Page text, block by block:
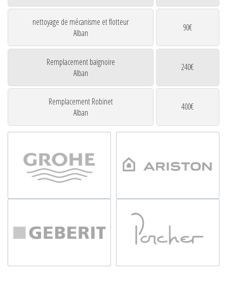
nettoyage de mécanisme et flotteur
Alban
90€
Remplacement baignoire
Alban
240€
Remplacement Robinet
Alban
400€